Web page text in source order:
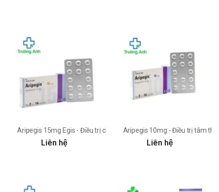
Aripegis 15mg Egis - Điều trị chứng tâm thần phân liệt hiệu quả
Liên hệ
Aripegis 10mg - Điều trị tâm
Liên hệ